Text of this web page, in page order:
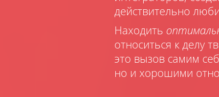
действительно
Находить
относиться к делу
это вызов самим
но и хорошими